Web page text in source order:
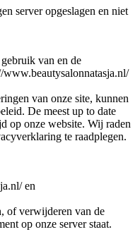
server opgeslagen en niet
van en de
van onze site, kunnen
De meest up to date
op onze website. Wij raden
te raadplegen.
en
of verwijderen van de
op onze server staat.